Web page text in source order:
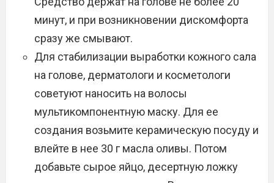
минут, и при возникновении дискомфорта
сразу же смывают.
Для стабилизации выработки кожного сала
на голове, дерматологи и косметологи
советуют наносить на волосы
мультикомпонентную маску. Для ее
создания возьмите керамическую посуду и
влейте в нее 30 г масла оливы. Потом
добавьте сырое яйцо, десертную ложку